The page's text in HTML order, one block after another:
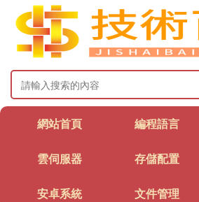
網站首頁 編程語言
雲伺服器 存儲配置
安卓系統 文件管理